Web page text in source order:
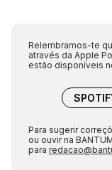
Relembramos-te
através da Apple
estão disponíveis
Para sugerir
ou ouvir na
para